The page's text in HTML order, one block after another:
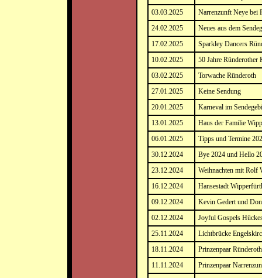
03.03.2025
Narrenzunft Neye bei
24.02.2025
Neues aus dem
17.02.2025
Sparkley Dancers
10.02.2025
50 Jahre Ründerother
03.02.2025
Torwache Ründeroth
27.01.2025
Keine Sendung
20.01.2025
Karneval im
13.01.2025
Haus der Familie
06.01.2025
Tipps und Termine
30.12.2024
Bye 2024 und Hello
23.12.2024
Weihnachten mit Rolf
16.12.2024
Hansestadt
09.12.2024
Kevin Gedert und
02.12.2024
Joyful Gospels
25.11.2024
Lichtbrücke
18.11.2024
Prinzenpaar Ründeroth
11.11.2024
Prinzenpaar